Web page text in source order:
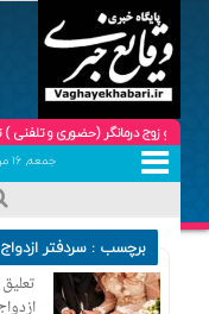
درمانگر (حضوری و تلفنی ) تلفن هماهنگی
جمعه, ۱۶ مرداد , ۱۴۰۵ برابر با 23 صفر 1448 - Friday, 7 August , 2026
برچسب : سردفتر